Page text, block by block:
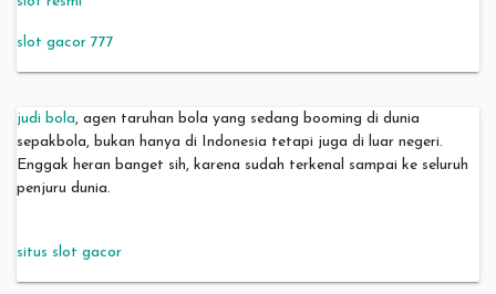
slot gacor 777
judi bola, agen taruhan bola yang sedang booming di dunia
sepakbola, bukan hanya di Indonesia tetapi juga di luar negeri.
Enggak heran banget sih, karena sudah terkenal sampai ke seluruh
penjuru dunia.
situs slot gacor